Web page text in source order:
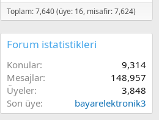
Toplam: 7,640 (üye: 16, misafir: 7,624)
Forum istatistikleri
Konular
9,314
Mesajlar
148,957
Üyeler
3,848
Son üye
bayarelektronik3